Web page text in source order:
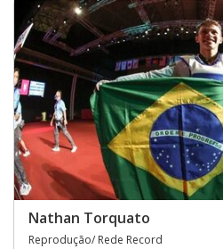
Nathan Torquato
Reprodução/ Rede Record